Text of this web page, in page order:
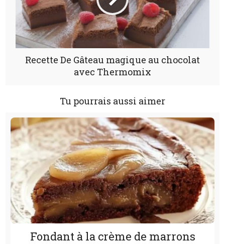
Recette De Gâteau magique au chocolat
avec Thermomix
Tu pourrais aussi aimer
Fondant à la crème de marrons